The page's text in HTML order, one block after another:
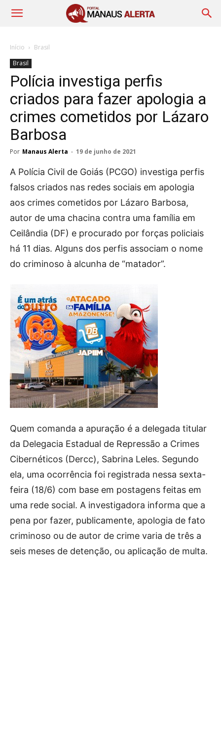
Início
Brasil
Brasil
Polícia investiga perfis
criados para fazer apologia a
crimes cometidos por Lázaro
Barbosa
Por Manaus Alerta - 19 de junho de 2021
A Polícia Civil de Goiás (PCGO) investiga perfis
falsos criados nas redes sociais em apologia
aos crimes cometidos por Lázaro Barbosa,
autor de uma chacina contra uma família em
Ceilândia (DF) e procurado por forças policiais
há 11 dias. Alguns dos perfis associam o nome
do criminoso à alcunha de “matador”.
Quem comanda a apuração é a delegada titular
da Delegacia Estadual de Repressão a Crimes
Cibernéticos (Dercc), Sabrina Leles. Segundo
ela, uma ocorrência foi registrada nessa sexta-
feira (18/6) com base em postagens feitas em
uma rede social. A investigadora informa que a
pena por fazer, publicamente, apologia de fato
criminoso ou de autor de crime varia de três a
seis meses de detenção, ou aplicação de multa.